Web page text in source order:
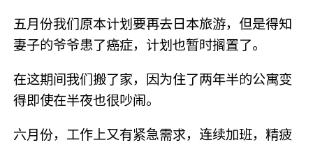
五月份我们原本计划要再去日本旅游，但是得知
妻子的爷爷患了癌症，计划也暂时搁置了。
在这期间我们搬了家，因为住了两年半的公寓变
得即使在半夜也很吵闹。
六月份，工作上又有紧急需求，连续加班，精疲